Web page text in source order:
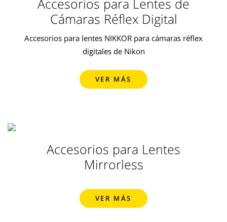
Cámaras Réflex Digital
Accesorios para lentes NIKKOR para cámaras réflex
digitales de Nikon
VER MÁS
Accesorios para Lentes
Mirrorless
VER MÁS